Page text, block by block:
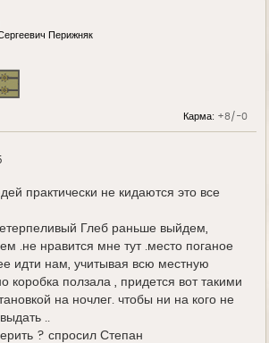
Перижняк
Карма: +8/-0
практически не кидаются это все
Глеб раньше выйдем,
.не нравится мне тут .место поганое
идти нам, учитывая всю местную
коробка ползала , придется вот такими
на ночлег. чтобы ни на кого не
..
? спросил Степан